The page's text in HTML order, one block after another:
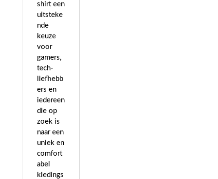
shirt een
uitsteke
nde
keuze
voor
gamers,
tech-
liefhebb
ers en
iedereen
die op
zoek is
naar een
uniek en
comfort
abel
kledings